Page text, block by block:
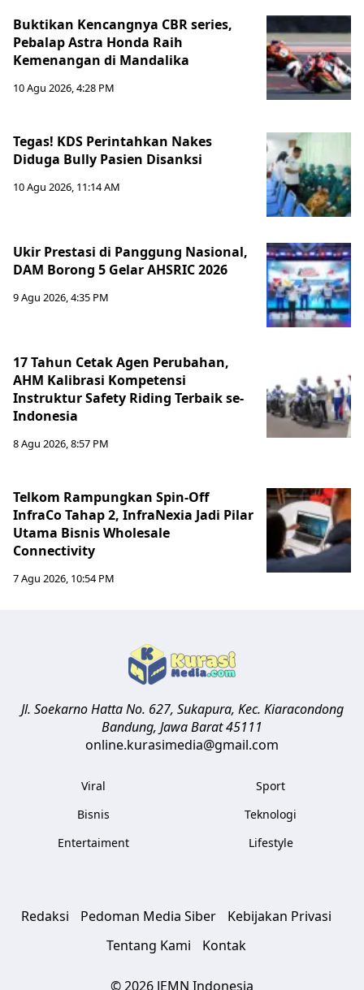
Buktikan Kencangnya CBR series,
Pebalap Astra Honda Raih
Kemenangan di Mandalika
10 Agu 2026, 4:28 PM
Tegas! KDS Perintahkan Nakes
Diduga Bully Pasien Disanksi
10 Agu 2026, 11:14 AM
Ukir Prestasi di Panggung Nasional,
DAM Borong 5 Gelar AHSRIC 2026
9 Agu 2026, 4:35 PM
17 Tahun Cetak Agen Perubahan,
AHM Kalibrasi Kompetensi
Instruktur Safety Riding Terbaik se-
Indonesia
8 Agu 2026, 8:57 PM
Telkom Rampungkan Spin-Off
InfraCo Tahap 2, InfraNexia Jadi Pilar
Utama Bisnis Wholesale
Connectivity
7 Agu 2026, 10:54 PM
Jl. Soekarno Hatta No. 627, Sukapura, Kec. Kiaracondong
Bandung, Jawa Barat45111
online.kurasimedia@gmail.com
Viral
Bisnis
Entertaiment
Sport
Teknologi
Lifestyle
Redaksi Pedoman Media Siber
Kebijakan Privasi
Tentang Kami
Kontak
© 2026 JEMN Indonesia